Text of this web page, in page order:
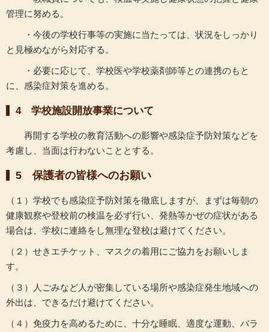
管理に努める。
・今後の学校行事等の実施に当たっては、状況をしっかり
と見極めながら対応する。
・必要に応じて、学校医や学校薬剤師等との連携のもと
に、感染症対策を進める。
4 学校施設開放事業について
再開する学校の教育活動への影響や感染症予防対策などを
考慮し、当面は行わないこととする。
5 保護者の皆様へのお願い
（１）学校でも感染症予防対策を徹底しますが、まずは毎朝の
健康観察や登校前の検温を必ず行い、発熱等かぜの症状がある
場合は、学校に連絡をし無理な登校は避けてください。
（２）せきエチケット、マスクの着用にご協力をお願いしま
す。
（３）人ごみなど人が密集している場所や感染症発生地域への
外出は、できるだけ避けてください。
（４）免疫力を高めるために、十分な睡眠、適度な運動、バラ